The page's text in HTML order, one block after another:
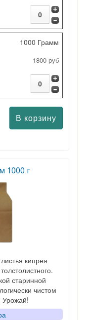
1000 Грамм
1800 руб
1000 г
кипрея
старинной
чистом
Урожай!